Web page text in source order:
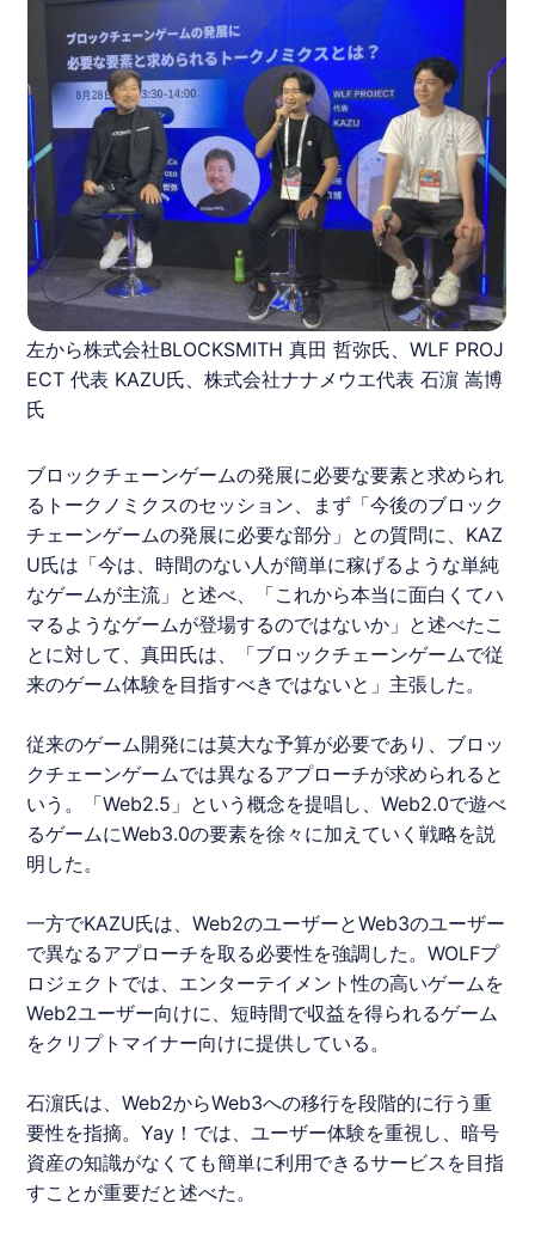
左から株式会社BLOCKSMITH 真田 哲弥氏、WLF PROJ
ECT 代表 KAZU氏、株式会社ナナメウエ代表 石濵 嵩博
氏
ブロックチェーンゲームの発展に必要な要素と求められ
るトークノミクスのセッション、まず「今後のブロック
チェーンゲームの発展に必要な部分」との質問に、KAZ
U氏は「今は、時間のない人が簡単に稼げるような単純
なゲームが主流」と述べ、「これから本当に面白くてハ
マるようなゲームが登場するのではないか」と述べたこ
とに対して、真田氏は、「ブロックチェーンゲームで従
来のゲーム体験を目指すべきではないと」主張した。
従来のゲーム開発には莫大な予算が必要であり、ブロッ
クチェーンゲームでは異なるアプローチが求められると
いう。「Web2.5」という概念を提唱し、Web2.0で遊べ
るゲームにWeb3.0の要素を徐々に加えていく戦略を説
明した。
一方でKAZU氏は、Web2のユーザーとWeb3のユーザー
で異なるアプローチを取る必要性を強調した。WOLFプ
ロジェクトでは、エンターテイメント性の高いゲームを
Web2ユーザー向けに、短時間で収益を得られるゲーム
をクリプトマイナー向けに提供している。
石濵氏は、Web2からWeb3への移行を段階的に行う重
要性を指摘。Yay！では、ユーザー体験を重視し、暗号
資産の知識がなくても簡単に利用できるサービスを目指
すことが重要だと述べた。